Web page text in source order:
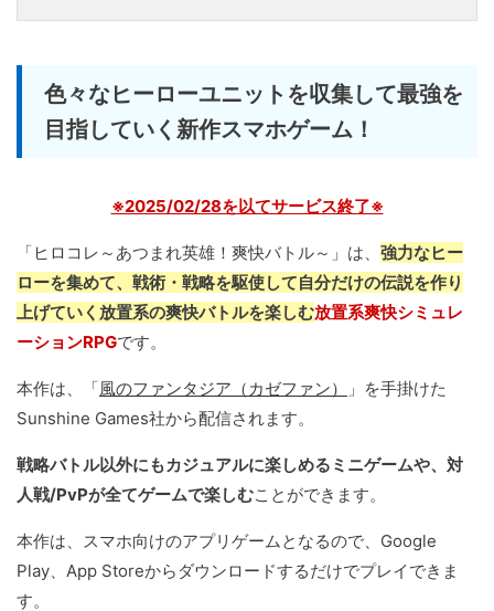
色々なヒーローユニットを収集して最強を
目指していく新作スマホゲーム！
※2025/02/28を以てサービス終了※
「ヒロコレ～あつまれ英雄！爽快バトル～」は、 強力なヒー
ローを集めて、戦術・戦略を駆使して自分だけの伝説を作り
上げていく放置系の爽快バトルを楽しむ放置系爽快シミュレ
ーションRPGです。
本作は、「風のファンタジア（カゼファン）
」を手掛けた
Sunshine Games社から配信されます。
戦略バトル以外にもカジュアルに楽しめるミニゲームや、対
人戦/PvPが全てゲームで楽しむことができます。
本作は、スマホ向けのアプリゲームとなるので、Google
Play、App Storeからダウンロードするだけでプレイできま
す。